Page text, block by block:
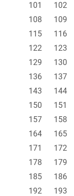
101
102
108
109
115
116
122
123
129
130
136
137
143
144
150
151
157
158
164
165
171
172
178
179
185
186
192
193